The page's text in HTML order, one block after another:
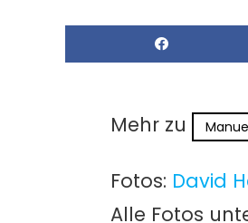
Mehr zu
Fotos: David
Alle Fotos